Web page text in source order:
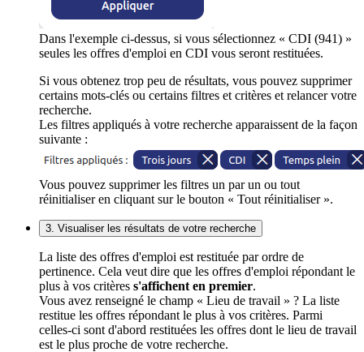
Dans l'exemple ci-dessus, si vous sélectionnez « CDI (941) »
seules les offres d'emploi en CDI vous seront restituées.
Si vous obtenez trop peu de résultats, vous pouvez supprimer
certains mots-clés ou certains filtres et critères et relancer votre
recherche.
Les filtres appliqués à votre recherche apparaissent de la façon
suivante :
Vous pouvez supprimer les filtres un par un ou tout
réinitialiser en cliquant sur le bouton « Tout réinitialiser ».
3. Visualiser les résultats de votre recherche
La liste des offres d'emploi est restituée par ordre de
pertinence. Cela veut dire que les offres d'emploi répondant le
plus à vos critères s'affichent en premier.
Vous avez renseigné le champ « Lieu de travail » ? La liste
restitue les offres répondant le plus à vos critères. Parmi
celles-ci sont d'abord restituées les offres dont le lieu de travail
est le plus proche de votre recherche.